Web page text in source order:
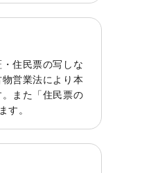
住民票の写しな
営業法により本
また「住民票の
す。